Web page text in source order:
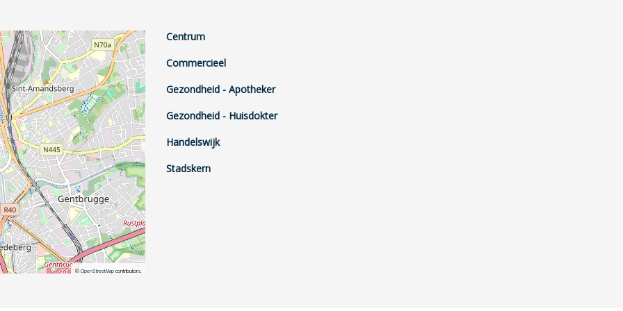
©OpenStreetMapcontributors.
Centrum
Commercieel
Gezondheid - Apotheker
Gezondheid - Huisdokter
Handelswijk
Stadskern